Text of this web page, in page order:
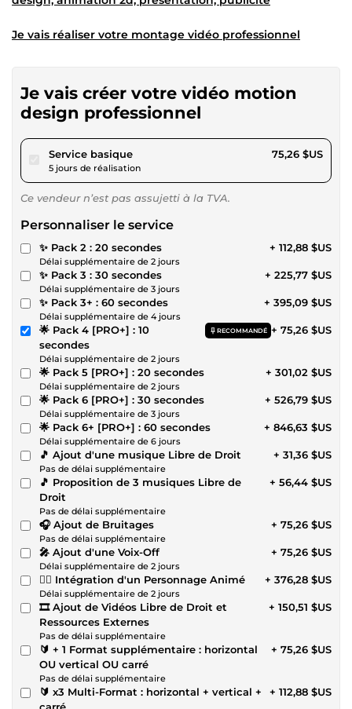
Je vais réaliser votre montage vidéo professionnel
Je vais créer votre vidéo motion
design professionnel
Service basiquepour 69,36 $US
5 jours de réalisation
75,26 $US
Ce vendeur n’est pas assujetti à la TVA.
Personnaliser le service
✨ Pack 2 : 20 secondes
Délai supplémentaire de 2 jours
+ 112,88 $US
✨ Pack 3 : 30 secondes
Délai supplémentaire de 3 jours
+ 225,77 $US
✨ Pack 3+ : 60 secondes
Délai supplémentaire de 4 jours
+ 395,09 $US
🌟 Pack 4 [PRO+] : 10
secondes
RECOMMANDÉ
Délai supplémentaire de 2 jours
+ 75,26 $US
🌟 Pack 5 [PRO+] : 20 secondes
Délai supplémentaire de 2 jours
+ 301,02 $US
🌟 Pack 6 [PRO+] : 30 secondes
Délai supplémentaire de 3 jours
+ 526,79 $US
🌟 Pack 6+ [PRO+] : 60 secondes
Délai supplémentaire de 6 jours
+ 846,63 $US
🎵 Ajout d'une musique Libre de Droit
Pas de délai supplémentaire
+ 31,36 $US
🎵 Proposition de 3 musiques Libre de
Droit
Pas de délai supplémentaire
+ 56,44 $US
🎧 Ajout de Bruitages
Pas de délai supplémentaire
+ 75,26 $US
🎤 Ajout d'une Voix-Off
Délai supplémentaire de 2 jours
+ 75,26 $US
🏃‍♂️ Intégration d'un Personnage Animé
Délai supplémentaire de 2 jours
+ 376,28 $US
🎞 Ajout de Vidéos Libre de Droit et
Ressources Externes
Pas de délai supplémentaire
+ 150,51 $US
🔰 + 1 Format supplémentaire : horizontal
OU vertical OU carré
Pas de délai supplémentaire
+ 75,26 $US
🔰 x3 Multi-Format : horizontal + vertical +
+ 112,88 $US